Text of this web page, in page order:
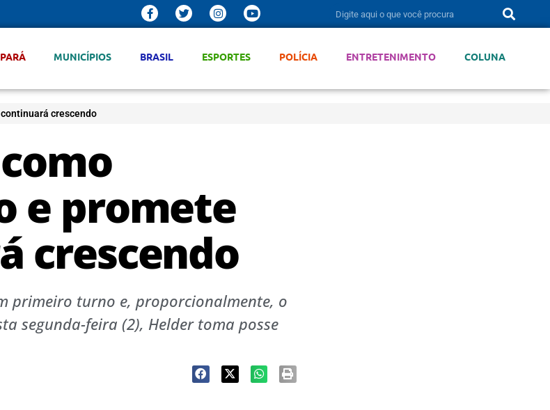
PARÁ MUNICÍPIOS BRASIL ESPORTES POLÍCIA ENTRETENIMENTO COLUNA
crescendo
e promete
crescendo
primeiro turno e, proporcionalmente, o
segunda-feira (2), Helder toma posse